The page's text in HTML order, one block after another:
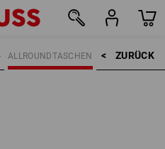
ZURÜCK    >
ALLROUNDTASCHEN